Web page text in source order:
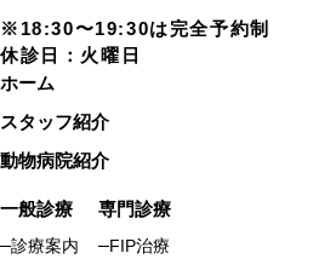
ホーム
スタッフ紹介
動物病院紹介
一般診療
診療案内
専門診療
FIP治療
※18:30〜19:30は完全予約制
休診日：火曜日